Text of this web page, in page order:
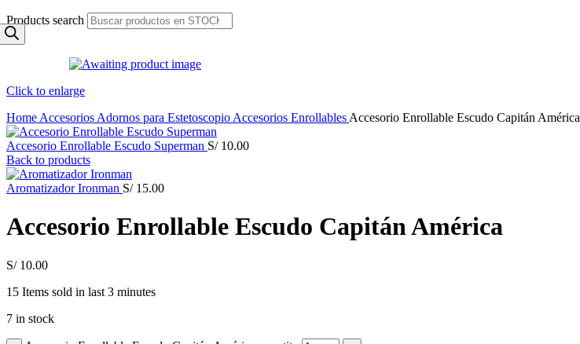
Products search
Click to enlarge
Home Accesorios Adornos para Estetoscopio Accesorios Enrollables Accesorio Enrollable Escudo Capitán América
Accesorio Enrollable Escudo Superman S/10.00
Back to products
Aromatizador Ironman S/15.00
Accesorio Enrollable Escudo Capitán América
S/10.00
15 Items sold in last 3 minutes
7 in stock